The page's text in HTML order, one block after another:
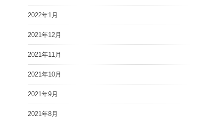
2022年1月
2021年12月
2021年11月
2021年10月
2021年9月
2021年8月